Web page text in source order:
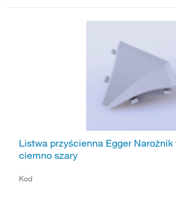
Listwa przyścienna Egger Narożnik
ciemno szary
Kod